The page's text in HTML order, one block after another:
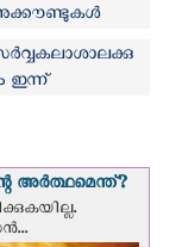
ഇന്ന്
അർത്ഥമെന്ത്?